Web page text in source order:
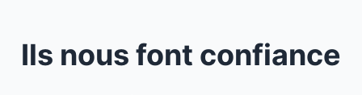
Ils nous font confiance